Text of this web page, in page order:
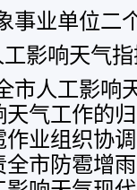
业单位二
影响天气
市人工影响
气工作的
业组织协
市防雹增